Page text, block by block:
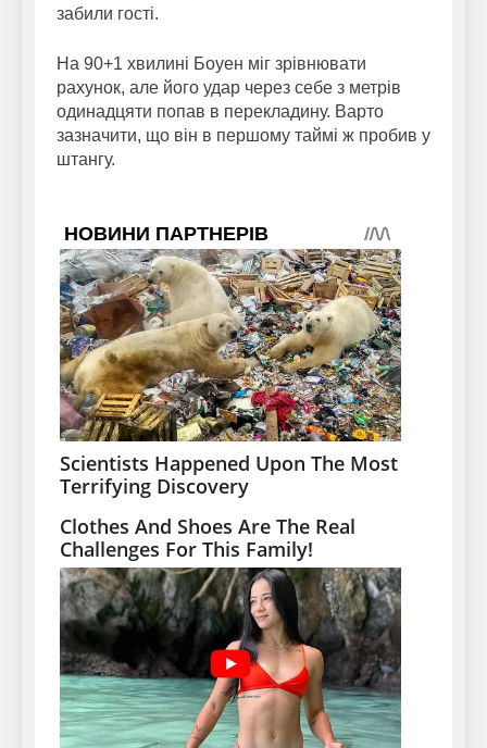
забили гості.
На 90+1 хвилині Боуен міг зрівнювати
рахунок, але його удар через себе з метрів
одинадцяти попав в перекладину. Варто
зазначити, що він в першому таймі ж пробив у
штангу.